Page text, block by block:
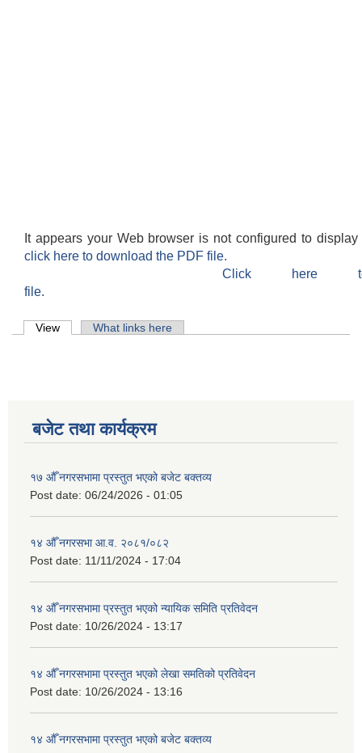
It appears your Web browser is not configured to
click here to download the PDF file.
Click here
file.
Primary tabs
View (active tab)What links here
बजेट तथा कार्यक्रम
१७ औँ नगरसभामा प्रस्तुत भएको बजेट बक्तव्य
Post date: 06/24/2026 - 01:05
१४ औँ नगरसभा आ.व. २०८१/०८२
Post date: 11/11/2024 - 17:04
१४ औँ नगरसभामा प्रस्तुत भएको न्यायिक समिति प्रतिवेदन
Post date: 10/26/2024 - 13:17
१४ औँ नगरसभामा प्रस्तुत भएको लेखा समतिको प्रतिवेदन
Post date: 10/26/2024 - 13:16
१४ औँ नगरसभामा प्रस्तुत भएको बजेट बक्तव्य